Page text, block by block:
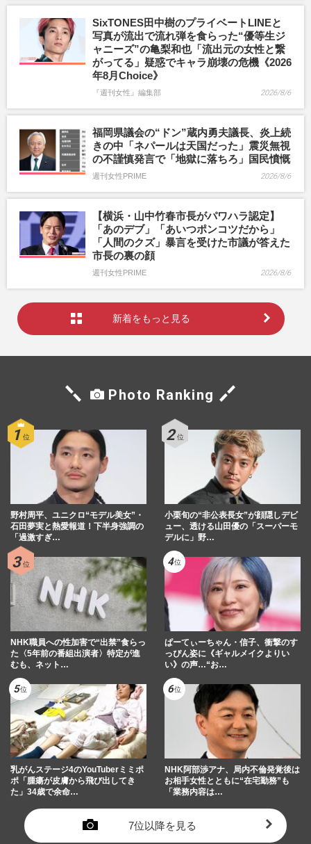
SixTONES田中樹のプライベートLINEと
写真が流出で流れ弾を食らった“優等生ジ
ャニーズ”の亀梨和也「流出元の女性と繋
がってる」疑惑でキャラ崩壊の危機《2026
年8月Choice》
『週刊女性』編集部 2026/8/6
福岡県議会の“ドン”蔵内勇夫議長、炎上続
きの中「ネパールは天国だった」震災無視
の不謹慎発言で「地獄に落ちろ」国民憤慨
週刊女性PRIME 2026/8/6
【横浜・山中竹春市長がパワハラ認定】
「あのデブ」「あいつポンコツだから」
「人間のクズ」暴言を受けた市議が答えた
市長の裏の顔
週刊女性PRIME 2026/8/6
新着をもっと見る
Photo Ranking
野村周平、ユニクロ“モデル美女”・
石田夢実と熱愛報道！下半身強調の
「過激すぎ…
小栗旬の“非公表長女”が顔隠しデビ
ュー、透ける山田優の「スーパーモ
デルに」野…
NHK職員への性加害で“出禁”食らっ
た〈5年前の番組出演者〉特定が進
むも、ネット…
ぱーてぃーちゃん・信子、衝撃のす
っぴん姿に《ギャルメイクよりい
い》の声…“お…
乳がんステージ4のYouTuberミミポ
ポ「腫瘍が皮膚から飛び出してき
た」34歳で余命…
NHK阿部渉アナ、局内不倫発覚後は
お相手女性とともに“在宅勤務”も
「業務内容は…
7位以降を見る